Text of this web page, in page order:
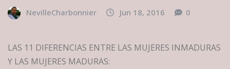
NevilleCharbonnier Jun 18, 2016 0
LAS 11 DIFERENCIAS ENTRE LAS MUJERES INMADURAS
Y LAS MUJERES MADURAS: